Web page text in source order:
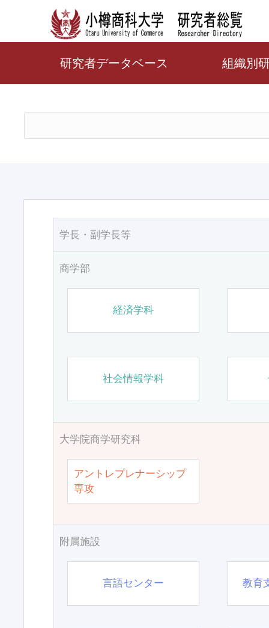
研究者データベース 組織別
学長・副学長等
商学部
経済学科
社会情報学科
大学院商学研究科
アントレプレナーシップ
専攻
附属施設
言語センター 教育